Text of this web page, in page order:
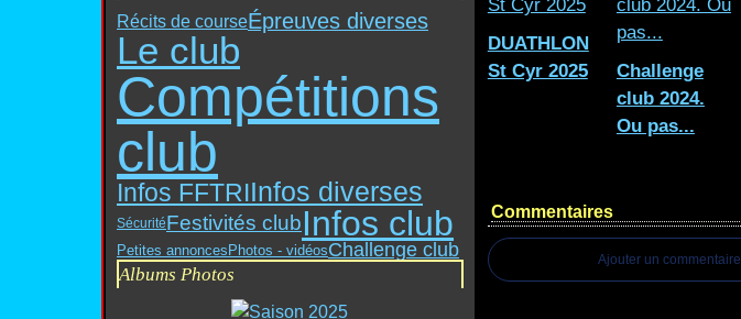
Récits de courseÉpreuves diverses
Le club
Compétitions
club
Infos FFTRIInfos diverses
SécuritéFestivités clubInfos club
Petites annonces Photos - vidéosChallenge club
Albums Photos
DUATHLON
St Cyr 2025
Challenge
club 2024.
Ou pas...
Commentaires
Ajouter un commentaire